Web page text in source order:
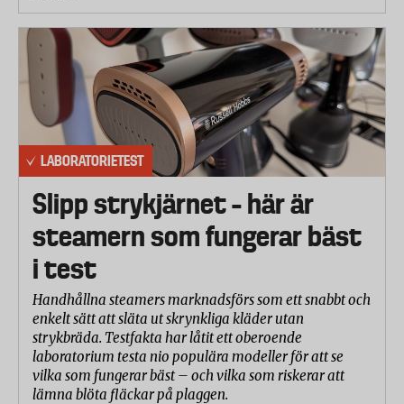
LABORATORIETEST
Slipp strykjärnet – här är
steamern som fungerar bäst
i test
Handhållna steamers marknadsförs som ett snabbt och
enkelt sätt att släta ut skrynkliga kläder utan
strykbräda. Testfakta har låtit ett oberoende
laboratorium testa nio populära modeller för att se
vilka som fungerar bäst – och vilka som riskerar att
lämna blöta fläckar på plaggen.